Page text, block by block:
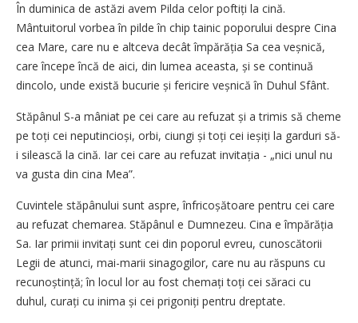
În duminica de astăzi avem Pilda celor poftiți la cină.
Mântuitorul vorbea în pilde în chip tainic poporului despre Cina
cea Mare, care nu e altceva decât împărăția Sa cea veșnică,
care începe încă de aici, din lumea aceasta, și se continuă
dincolo, unde există bucurie și fericire veșnică în Duhul Sfânt.
Stăpânul S-a mâniat pe cei care au refuzat și a trimis să cheme
pe toți cei neputincioși, orbi, ciungi și toți cei ieșiți la garduri să-
i silească la cină. Iar cei care au refuzat invitația - „nici unul nu
va gusta din cina Mea”.
Cuvintele stăpânului sunt aspre, înfricoșătoare pentru cei care
au refuzat chemarea. Stăpânul e Dumnezeu. Cina e împărăția
Sa. Iar primii invitați sunt cei din poporul evreu, cunoscătorii
Legii de atunci, mai-marii sinagogilor, care nu au răspuns cu
recunoștință; în locul lor au fost chemați toți cei săraci cu
duhul, curați cu inima și cei prigoniți pentru dreptate.